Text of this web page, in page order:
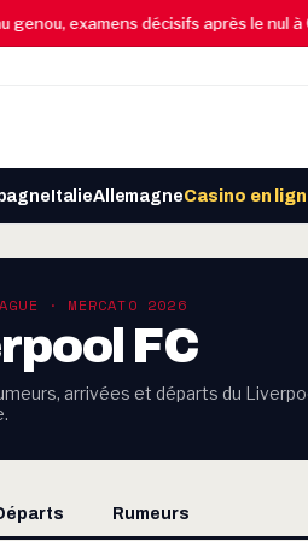
examens décisifs après le nul à
ItalieAllemagneCasino en
· MERCATO 2026
FC
arrivées et départs du
Rumeurs